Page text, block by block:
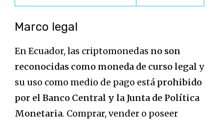
Marco legal
En Ecuador, las criptomonedas no son
reconocidas como moneda de curso legal y
su uso como medio de pago está prohibido
por el Banco Central y la Junta de Política
Monetaria. Comprar, vender o poseer